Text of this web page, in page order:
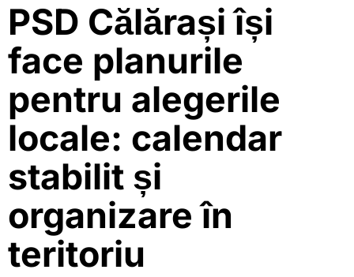
PSD Călărași își
face planurile
pentru alegerile
locale: calendar
stabilit și
organizare în
teritoriu